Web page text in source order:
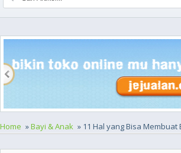
Home »Bayi & Anak » 11 Hal yang Bisa Membuat